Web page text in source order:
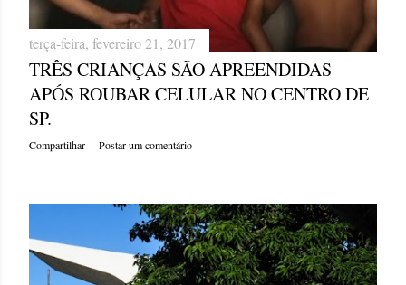
terça-feira, fevereiro 21, 2017
TRÊS CRIANÇAS SÃO APREENDIDAS
APÓS ROUBAR CELULAR NO CENTRO DE
SP.
Compartilhar Postar um comentário